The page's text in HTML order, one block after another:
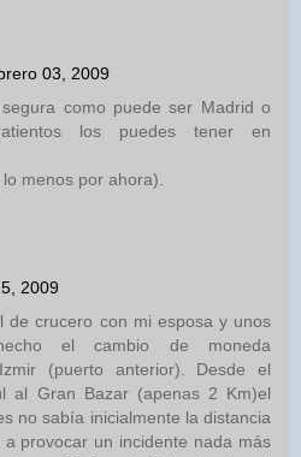
03, 2009
como puede ser Madrid o
los puedes tener en
menos por ahora).
2009
de crucero con mi esposa y unos
el cambio de moneda
(puerto anterior). Desde el
al Gran Bazar (apenas 2 Km)el
no sabía inicialmente la distancia
provocar un incidente nada más